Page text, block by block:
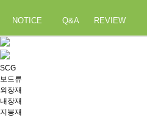
NOTICE Q&A REVIEW
SCG
보드류
외장재
내장재
지붕재